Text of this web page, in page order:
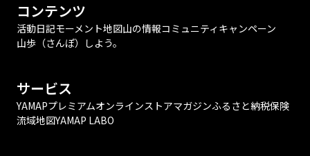
コンテンツ
活動日記モーメント地図山の情報コミュニティ キャンペーン
山歩（さんぽ）しよう。
サービス
YAMAPプレミアムオンラインストアマガジンふるさと納税保険
流域地図YAMAP LABO